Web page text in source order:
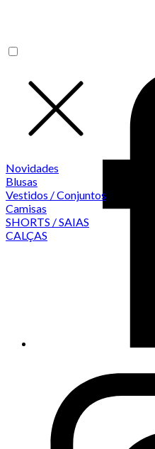
Novidades
Blusas
Vestidos / Conjuntos
Camisas
SHORTS / SAIAS
CALÇAS